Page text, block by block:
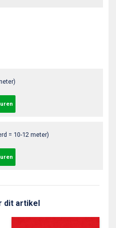
= 10-12 meter)
dit artikel